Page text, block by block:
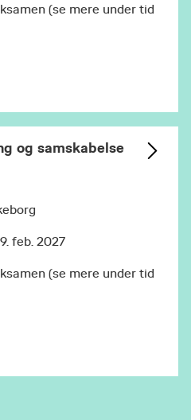
(se mere under tid
og samskabelse
feb. 2027
(se mere under tid